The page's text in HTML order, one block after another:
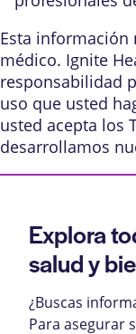
Esta información
médico. Ignite
responsabilidad
uso que usted
usted acepta los
desarrollamos
Explora
salud y
¿Buscas
Para asegurar